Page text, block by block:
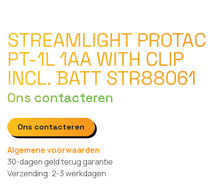
STREAMLIGHT PROTAC
PT-1L 1AA WITH CLIP
INCL. BATT STR88061
Ons contacteren
Ons contacteren
Algemene voorwaarden
30-dagen geld terug garantie
Verzending: 2-3 werkdagen